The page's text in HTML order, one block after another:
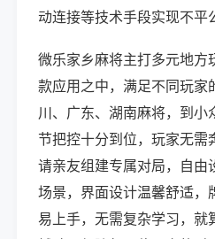
动连接等技术手段实现不平
微乐家乡麻将主打多元地方
款应用之中，满足不同玩家
川、广东、湖南麻将，到
节把控十分到位，玩家无需
请亲友组建专属对局，自由
场景，界面设计温馨舒适，
易上手，无需复杂学习，就